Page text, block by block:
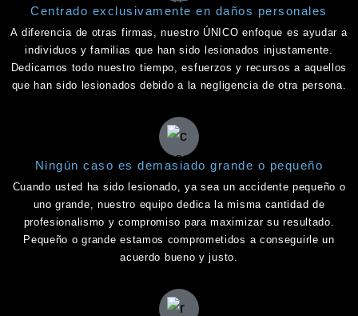
Centrado exclusivamente en daños personales
A diferencia de otras firmas, nuestro ÚNICO enfoque es ayudar a
individuos y familias que han sido lesionados injustamente.
Dedicamos todo nuestro tiempo, esfuerzos y recursos a aquellos
que han sido lesionados debido a la negligencia de otra persona.
Ningún caso es demasiado grande o pequeño
Cuando usted ha sido lesionado, ya sea un accidente pequeño o
uno grande, nuestro equipo dedica la misma cantidad de
profesionalismo y compromiso para maximizar su resultado.
Pequeño o grande estamos comprometidos a conseguirle un
acuerdo bueno y justo.